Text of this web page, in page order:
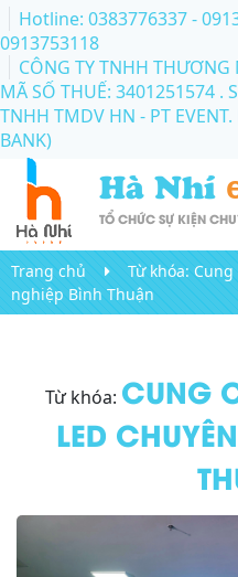
Hotline: 0383776337 -
0913753118
CÔNG TY TNHH THƯƠNG
MÃ SỐ THUẾ: 3401251574 .
TNHH TMDV HN - PT
BANK)
Hà Nhí
TỔ CHỨC SỰ KIỆN
Trang chủ Từ khóa:
nghiệp Bình Thuận
Từ khóa: CUNG
LED